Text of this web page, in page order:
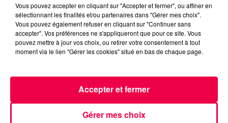
ROULE MA POULE 01/10/2025
INFOS
EMISSIONS
Vous pouvez accepter en cliquant sur "Accepter et fermer", ou affiner en
sélectionnant les finalités et/ou partenaires dans "Gérer mes choix".
Vous pouvez également refuser en cliquant sur "Continuer sans
accepter". Vos préférences ne s'appliqueront que pour ce site. Vous
pouvez mettre à jour vos choix, ou retirer votre consentement à tout
moment via le lien "Gérer les cookies" situé en bas de chaque page.
Gérer mes choix
Accepter et fermer